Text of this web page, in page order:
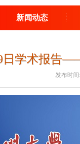
新闻动态
9日学术报告
发布时